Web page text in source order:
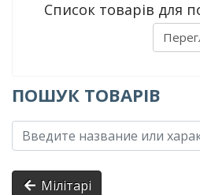
Список товарів для
ПОШУК ТОВАРІВ
Мілітарі